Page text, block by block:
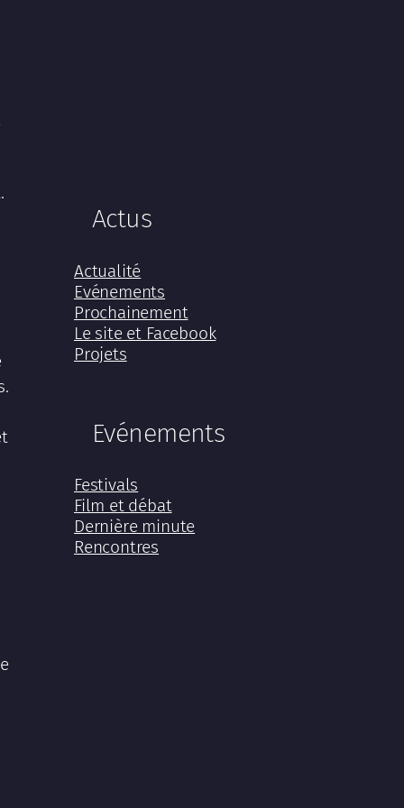
Actus
Actualité
Evénements
Prochainement
Le site et Facebook
Projets
Evénements
Festivals
Film et débat
Dernière minute
Rencontres